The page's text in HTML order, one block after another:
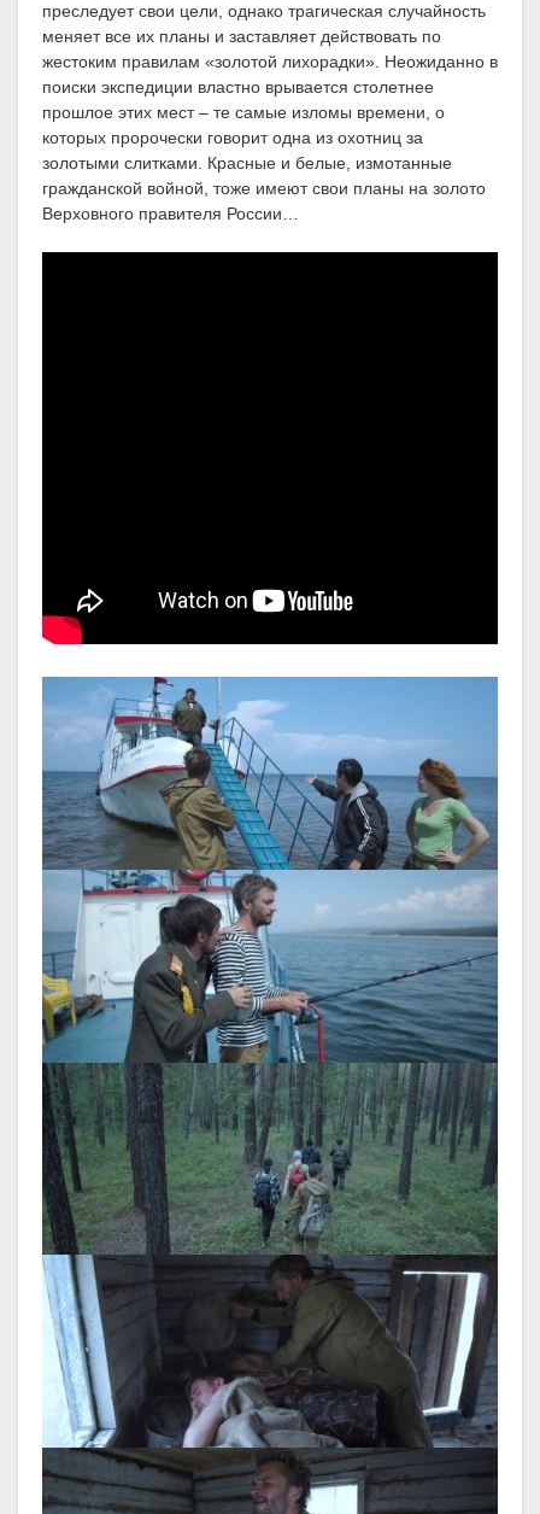
преследует свои цели, однако трагическая случайность
меняет все их планы и заставляет действовать по
жестоким правилам «золотой лихорадки». Неожиданно в
поиски экспедиции властно врывается столетнее
прошлое этих мест – те самые изломы времени, о
которых пророчески говорит одна из охотниц за
золотыми слитками. Красные и белые, измотанные
гражданской войной, тоже имеют свои планы на золото
Верховного правителя России…